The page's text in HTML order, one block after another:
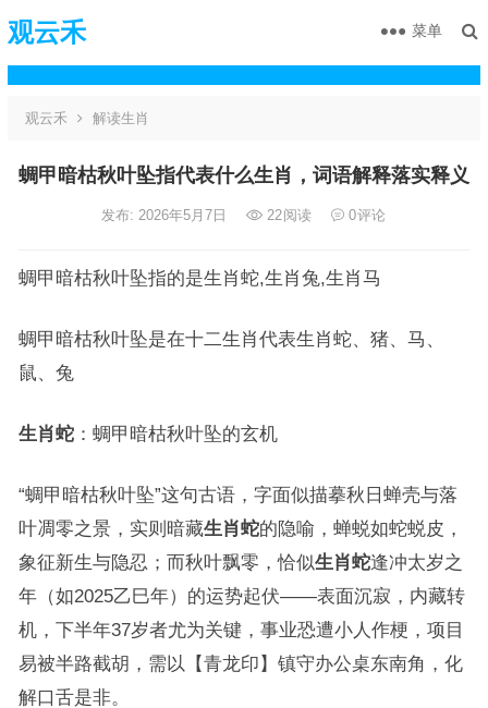
观云禾 菜单
观云禾 解读生肖
蜩甲暗枯秋叶坠指代表什么生肖，词语解释落实释义
发布: 2026年5月7日 22阅读 0评论
蜩甲暗枯秋叶坠指的是生肖蛇,生肖兔,生肖马
蜩甲暗枯秋叶坠是在十二生肖代表生肖蛇、猪、马、
鼠、兔
生肖蛇：蜩甲暗枯秋叶坠的玄机
“蜩甲暗枯秋叶坠”这句古语，字面似描摹秋日蝉壳与落
叶凋零之景，实则暗藏生肖蛇的隐喻，蝉蜕如蛇蜕皮，
象征新生与隐忍；而秋叶飘零，恰似生肖蛇逢冲太岁之
年（如2025乙巳年）的运势起伏——表面沉寂，内藏转
机，下半年37岁者尤为关键，事业恐遭小人作梗，项目
易被半路截胡，需以【青龙印】镇守办公桌东南角，化
解口舌是非。